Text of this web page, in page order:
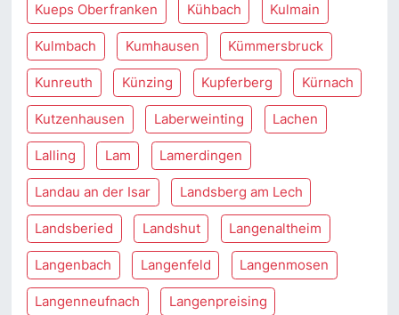
Kueps Oberfranken Kühbach Kulmain
Kulmbach Kumhausen Kümmersbruck
Kunreuth Künzing Kupferberg Kürnach
Kutzenhausen Laberweinting Lachen
Lalling Lam Lamerdingen
Landau an der Isar Landsberg am Lech
Landsberied Landshut Langenaltheim
Langenbach Langenfeld Langenmosen
Langenneufnach Langenpreising